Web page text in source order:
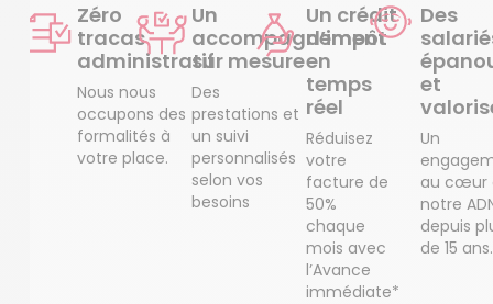
Zéro
tracas
administratif
Nous nous
occupons des
formalités à
votre place.
Un
accompagnement
sur mesure
Des
prestations et
un suivi
personnalisés
selon vos
besoins
Un crédit
d’impôt
en
temps
réel
Réduisez
votre
facture de
50%
chaque
mois avec
l’Avance
immédiate*
Des
et
Un
au cœur
notre
depuis
de 15 ans.